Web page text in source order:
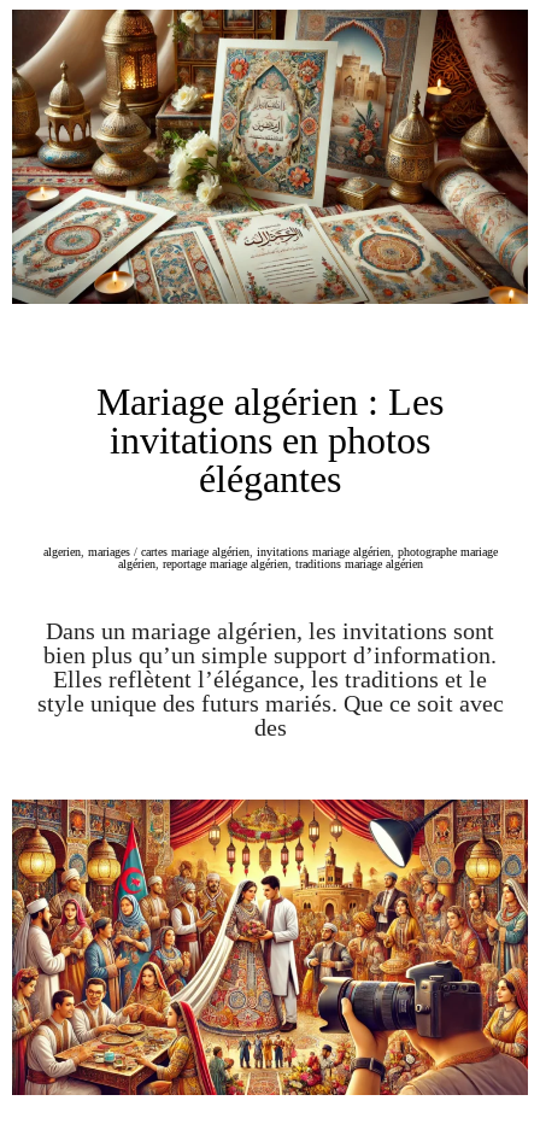
Mariage algérien : Les
invitations en photos
élégantes
algerien, mariages / cartes mariage algérien, invitations mariage algérien, photographe mariage
algérien, reportage mariage algérien, traditions mariage algérien
Dans un mariage algérien, les invitations sont
bien plus qu’un simple support d’information.
Elles reflètent l’élégance, les traditions et le
style unique des futurs mariés. Que ce soit avec
des